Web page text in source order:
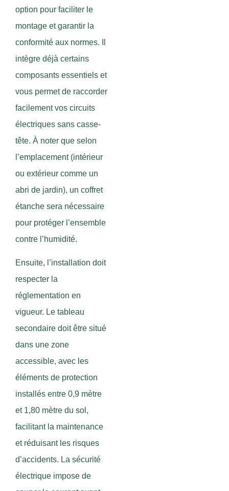
option pour faciliter le
montage et garantir la
conformité aux normes. Il
intègre déjà certains
composants essentiels et
vous permet de raccorder
facilement vos circuits
électriques sans casse-
tête. À noter que selon
l’emplacement (intérieur
ou extérieur comme un
abri de jardin), un coffret
étanche sera nécessaire
pour protéger l’ensemble
contre l’humidité.
Ensuite, l’installation doit
respecter la
réglementation en
vigueur. Le tableau
secondaire doit être situé
dans une zone
accessible, avec les
éléments de protection
installés entre 0,9 mètre
et 1,80 mètre du sol,
facilitant la maintenance
et réduisant les risques
d’accidents. La sécurité
électrique impose de